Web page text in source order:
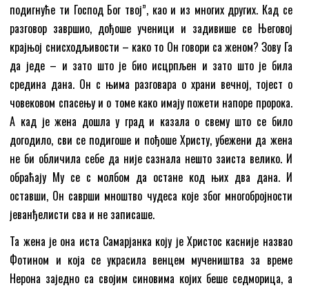
подигнуће ти Господ Бог твој”, као и из многих других. Кад се
разговор завршио, дођоше ученици и задивише се Његовој
крајњој снисходљивости – како то Он говори са женом? Зову Га
да једе – и зато што је био исцрпљен и зато што је била
средина дана. Он с њима разговара о храни вечној, тојест о
човековом спасењу и о томе како имају пожети напоре пророка.
А кад је жена дошла у град и казала о свему што се било
догодило, сви се подигоше и пођоше Христу, убежени да жена
не би обличила себе да није сазнала нешто заиста велико. И
обраћају Му се с молбом да остане код њих два дана. И
оставши, Он саврши мноштво чудеса које због многобројности
јеванђелисти сва и не записаше.
Та жена је она иста Самарјанка коју је Христос касније назвао
Фотином и која се украсила венцем мучеништва за време
Нерона заједно са својим синовима којих беше седморица, а